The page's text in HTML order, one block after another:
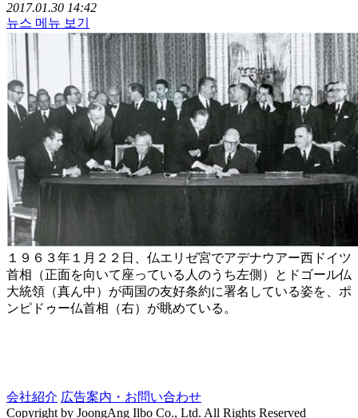
2017.01.30 14:42
뉴스 메뉴 보기
１９６３年１月２２日、仏エリゼ宮でアデナウアー西ドイツ
首相（正面を向いて座っている人のうち左側）とドゴール仏
大統領（真ん中）が両国の友好条約に署名している姿を、ポ
ンピドゥー仏首相（右）が眺めている。
会社紹介 広告案内・お問い合わせ
Copyright by JoongAng Ilbo Co., Ltd. All Rights Reserved